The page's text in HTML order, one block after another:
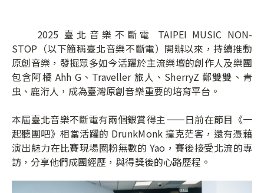
2025 臺北音樂不斷電 TAIPEI MUSIC NON-
STOP（以下簡稱臺北音樂不斷電）開辦以來，持續推動
原創音樂，發掘眾多如今活躍於主流樂壇的創作人及樂團
包含阿橘 Ahh G、Traveller 旅人、SherryZ 鄭雙雙、青
虫、鹿洐人，成為臺灣原創音樂重要的培育平台。
本屆臺北音樂不斷電有兩個銀賞得主——日前在節目《一
起聽團吧》相當活躍的 DrunkMonk 撞克茫客，還有憑藉
演出魅力在比賽現場圈粉無數的 Yao，賽後接受北流的專
訪，分享他們成團經歷，與得獎後的心路歷程。